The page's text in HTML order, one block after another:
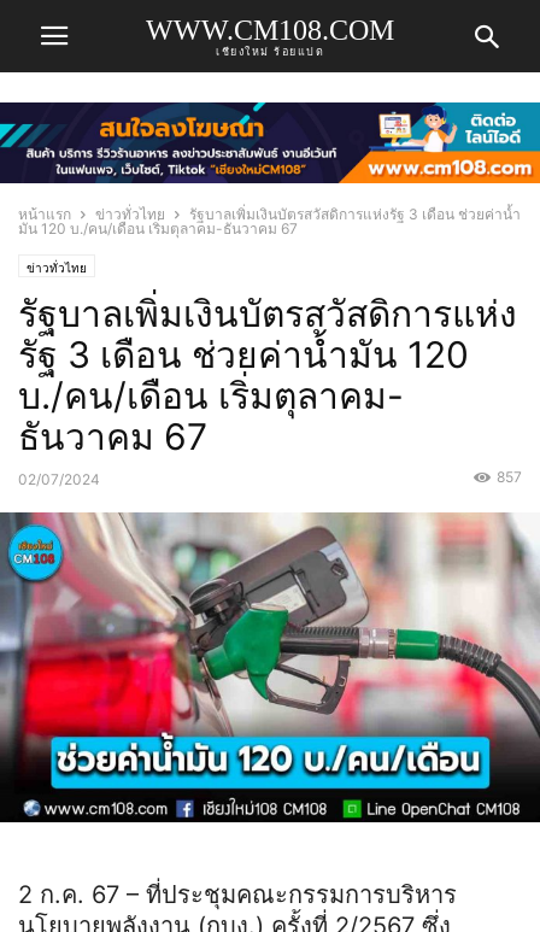
WWW.CM108.COM
เชียงใหม่ ร้อยแปด
หน้าแรก ข่าวทั่วไทย
รัฐบาลเพิ่มเงินบัตรสวัสดิการแห่งรัฐ 3 เดือน ช่วยค่าน้ำ
มัน 120 บ./คน/เดือน เริ่มตุลาคม-ธันวาคม 67
ข่าวทั่วไทย
รัฐบาลเพิ่มเงินบัตรสวัสดิการแห่ง
รัฐ 3 เดือน ช่วยค่าน้ำมัน 120
บ./คน/เดือน เริ่มตุลาคม-
ธันวาคม 67
02/07/2024 857
2 ก.ค. 67 – ที่ประชุมคณะกรรมการบริหาร
นโยบายพลังงาน (กบง.) ครั้งที่ 2/2567 ซึ่ง